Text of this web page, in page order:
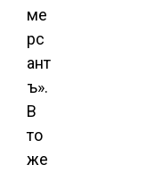
ме
рс
ант
ъ».
В
то
же